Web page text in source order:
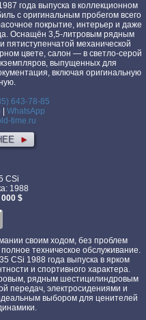
года выпуска в коллекционном
с оригинальным пробегом всего
покрытие, интерьер и даже
Оснащён 3,5-литровым рядным
механической
цвете, салон — в светло-серой
выпущенных для
включая оригинальную
643-78-85
WhatsApp
time.ru
►
CSi
1988
$
своим ходом, без проблем
техническое обслуживание.
CSi 1988 года выпуска в ярком
и спортивного характера.
рядным шестицилиндровым
передач, электросидениями и
выбором для ценителей